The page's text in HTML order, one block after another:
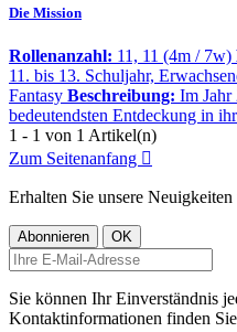
Die Mission
Rollenanzahl: 11, 11 (4m / 7w)
11. bis 13. Schuljahr,
Fantasy Beschreibung: Im Jahr
bedeutendsten Entdeckung in
1 - 1 von 1 Artikel(n)
Zum Seitenanfang 
Erhalten Sie unsere
Sie können Ihr Einverständnis
Kontaktinformationen finden